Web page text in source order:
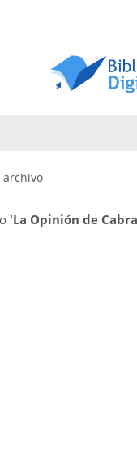
archivo
'La Opinión de